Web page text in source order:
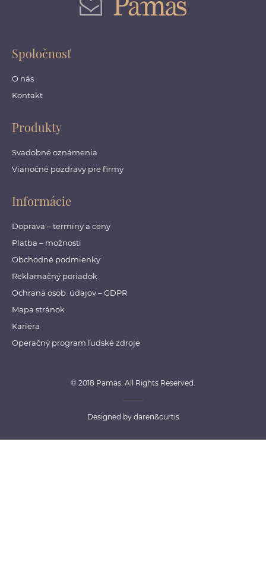
Spoločnosť
O nás
Kontakt
Produkty
Svadobné oznámenia
Vianočné pozdravy pre firmy
Informácie
Doprava – termíny a ceny
Platba – možnosti
Obchodné podmienky
Reklamačný poriadok
Ochrana osob. údajov – GDPR
Mapa stránok
Kariéra
Operačný program ľudské zdroje
© 2018 Pamas. All Rights Reserved.
Designed by daren&curtis